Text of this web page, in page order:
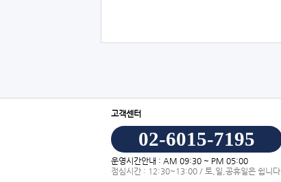
고객센터
02-6015-7195
운영시간안내 : AM 09:30 ~ PM 05:00
점심시간 : 12:30~13:00 / 토,일,공휴일은 쉽니다.